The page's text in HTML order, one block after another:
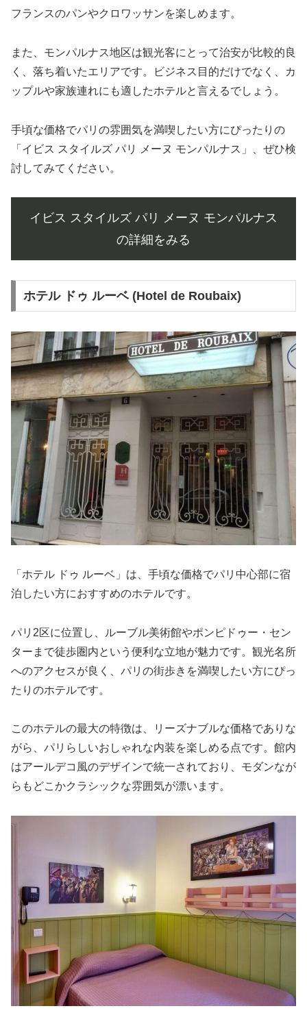
フランスのパンやクロワッサンを楽しめます。
また、モンパルナス地区は観光客にとって治安が比較的良
く、落ち着いたエリアです。ビジネス目的だけでなく、カ
ップルや家族連れにも適したホテルと言えるでしょう。
手頃な価格でパリの雰囲気を満喫したい方にぴったりの
「イビス スタイルズ パリ メーヌ モンパルナス」、ぜひ検
討してみてください。
イビス スタイルズ パリ メーヌ モンパルナス
の詳細をみる
ホテル ドゥ ルーベ (Hotel de Roubaix)
「ホテル ドゥ ルーベ」は、手頃な価格でパリ中心部に宿
泊したい方におすすめのホテルです。
パリ2区に位置し、ルーブル美術館やポンピドゥー・セン
ターまで徒歩圏内という便利な立地が魅力です。観光名所
へのアクセスが良く、パリの街歩きを満喫したい方にぴっ
たりのホテルです。
このホテルの最大の特徴は、リーズナブルな価格でありな
がら、パリらしいおしゃれな内装を楽しめる点です。館内
はアールデコ風のデザインで統一されており、モダンなが
らもどこかクラシックな雰囲気が漂います。